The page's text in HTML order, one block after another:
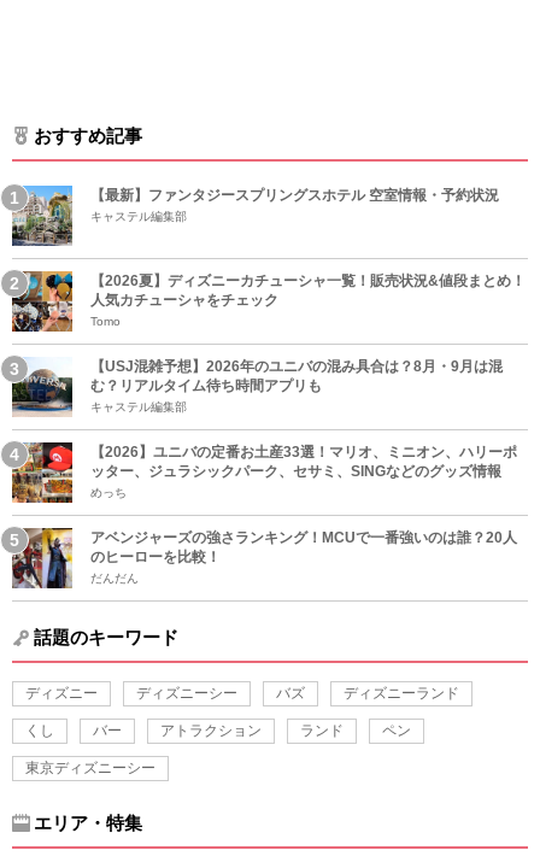
おすすめ記事
【最新】ファンタジースプリングスホテル 空室情報・予約状況
キャステル編集部
【2026夏】ディズニーカチューシャ一覧！販売状況&値段まとめ！
人気カチューシャをチェック
Tomo
【USJ混雑予想】2026年のユニバの混み具合は？8月・9月は混
む？リアルタイム待ち時間アプリも
キャステル編集部
【2026】ユニバの定番お土産33選！マリオ、ミニオン、ハリーポ
ッター、ジュラシックパーク、セサミ、SINGなどのグッズ情報
めっち
アベンジャーズの強さランキング！MCUで一番強いのは誰？20人
のヒーローを比較！
だんだん
話題のキーワード
ディズニー ディズニーシー バズ ディズニーランド
くし バー アトラクション ランド ペン
東京ディズニーシー
エリア・特集